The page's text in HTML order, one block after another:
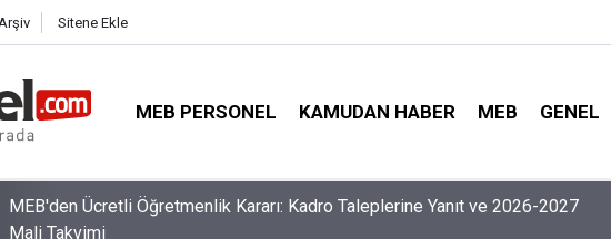
Sitene Ekle
MEB PERSONEL KAMUDAN HABER MEB GENEL
Öğretmenlerin Özür Grubu İller Arası Muhtemel İl Emri Atama Tarihleri